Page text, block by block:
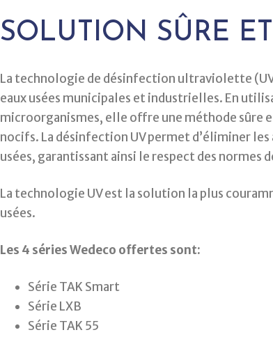
SOLUTION SÛRE
La technologie de désinfection ultraviolette
eaux usées municipales et industrielles. En
microorganismes, elle offre une méthode sûre
nocifs. La désinfection UV permet d’éliminer
usées, garantissant ainsi le respect des normes
La technologie UV est la solution la plus
usées.
Les 4 séries Wedeco offertes sont:
Série TAK Smart
Série LXB
Série TAK 55